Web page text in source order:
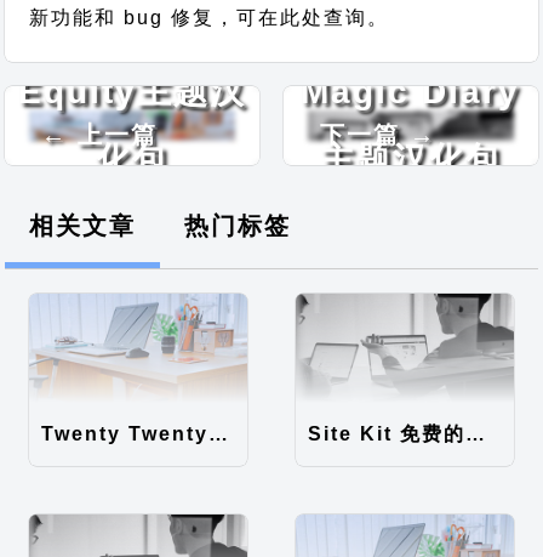
新功能和 bug 修复，可在此处查询。
← 上一篇
Equity主题汉
化包
下一篇 →
Magic Diary
主题汉化包
相关文章 热门标签
Twenty Twenty-Five 免费的WordPress内容主题 Site Kit 免费的WordPress数据统计插件